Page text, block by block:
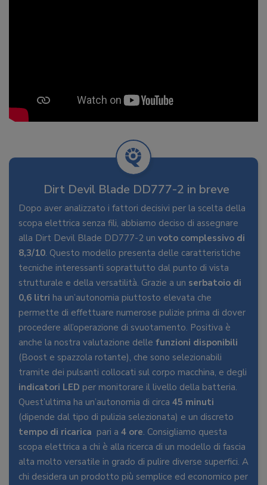
Dirt Devil Blade DD777-2 in breve
Dopo aver analizzato i fattori decisivi per la scelta della
scopa elettrica senza fili, abbiamo deciso di assegnare
alla Dirt Devil Blade DD777-2 un voto complessivo di
8,3/10. Questo modello presenta delle caratteristiche
tecniche interessanti soprattutto dal punto di vista
strutturale e della versatilità. Grazie a un serbatoio di
0,6 litri ha un’autonomia piuttosto elevata che
permette di effettuare numerose pulizie prima di dover
procedere all’operazione di svuotamento. Positiva è
anche la nostra valutazione delle funzioni disponibili
(Boost e spazzola rotante), che sono selezionabili
tramite dei pulsanti collocati sul corpo macchina, e degli
indicatori LED per monitorare il livello della batteria.
Quest’ultima ha un’autonomia di circa 45 minuti
(dipende dal tipo di pulizia selezionata) e un discreto
tempo di ricarica pari a 4 ore. Consigliamo questa
scopa elettrica a chi è alla ricerca di un modello di fascia
alta molto versatile in grado di pulire diverse superfici. A
chi desidera un prodotto più semplice ed economico per